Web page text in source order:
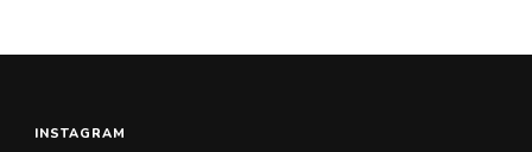
INSTAGRAM